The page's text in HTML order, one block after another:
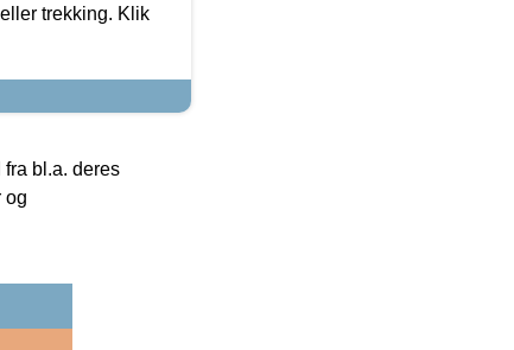
trekking. Klik
bl.a. deres
og